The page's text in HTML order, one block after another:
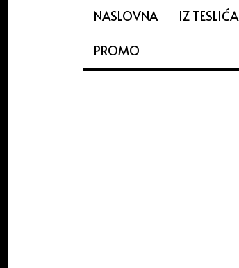
NASLOVNA IZ TESLIĆA
PROMO